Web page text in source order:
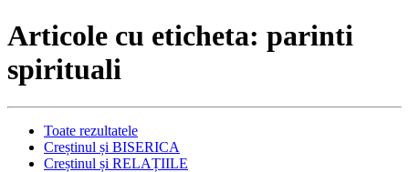
Articole cu eticheta: parinti
spirituali
Toate rezultatele
Creștinul și BISERICA
Creștinul și RELAȚIILE